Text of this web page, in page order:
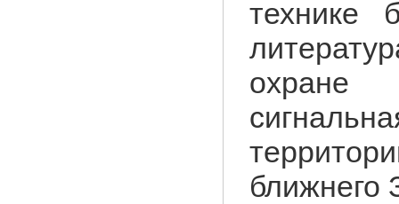
технике
охране
ближнего